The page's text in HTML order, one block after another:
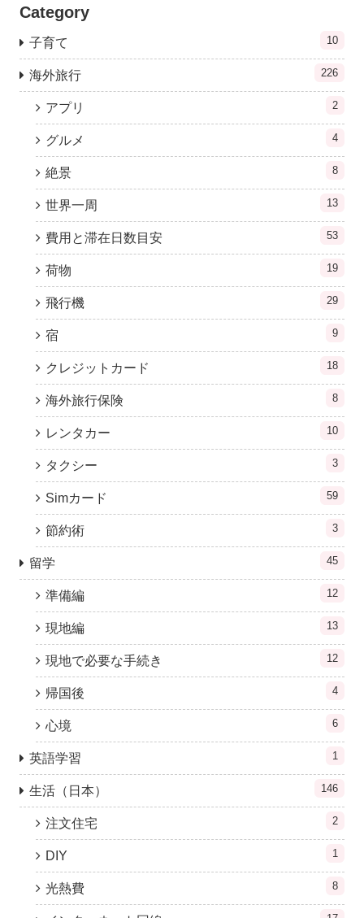
Category
子育て 10
海外旅行 226
アプリ 2
グルメ 4
絶景 8
世界一周 13
費用と滞在日数目安 53
荷物 19
飛行機 29
宿 9
クレジットカード 18
海外旅行保険 8
レンタカー 10
タクシー 3
Simカード 59
節約術 3
留学 45
準備編 12
現地編 13
現地で必要な手続き 12
帰国後 4
心境 6
英語学習 1
生活（日本） 146
注文住宅 2
DIY 1
光熱費 8